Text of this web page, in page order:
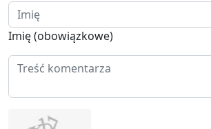
Imię (obowiązkowe)